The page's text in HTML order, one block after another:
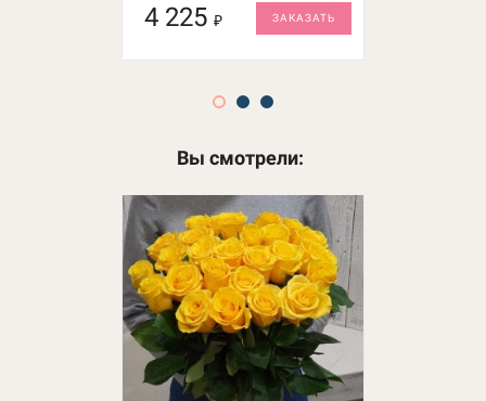
4 225 ₽ ЗАКАЗАТЬ
3 725 ₽
НЕТ В
Вы смотрели: